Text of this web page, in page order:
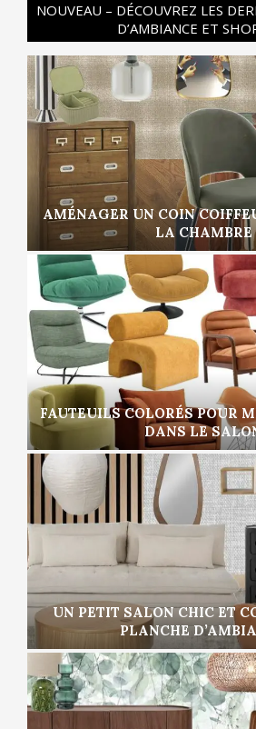
NOUVEAU – DÉCOUVREZ LES
D’AMBIANCE ET
AMÉNAGER UN COIN
LA CHAMBRE
FAUTEUILS COLORÉS POUR
DANS LE
UN PETIT SALON CHIC ET
PLANCHE